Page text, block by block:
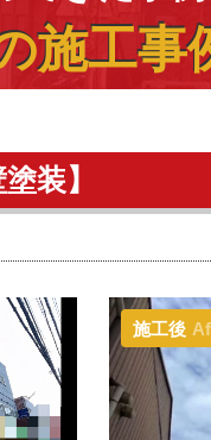
施工事
装】
施工後